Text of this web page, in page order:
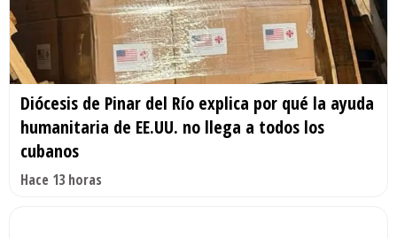
Diócesis de Pinar del Río explica por qué la ayuda
humanitaria de EE.UU. no llega a todos los
cubanos
Hace 13 horas